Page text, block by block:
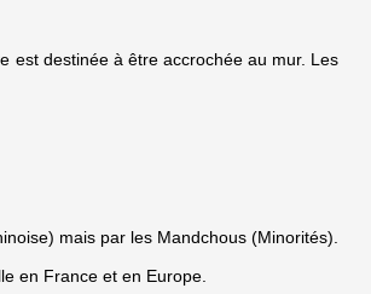
est destinée à être accrochée au mur. Les
mais par les Mandchous (Minorités).
en France et en Europe.